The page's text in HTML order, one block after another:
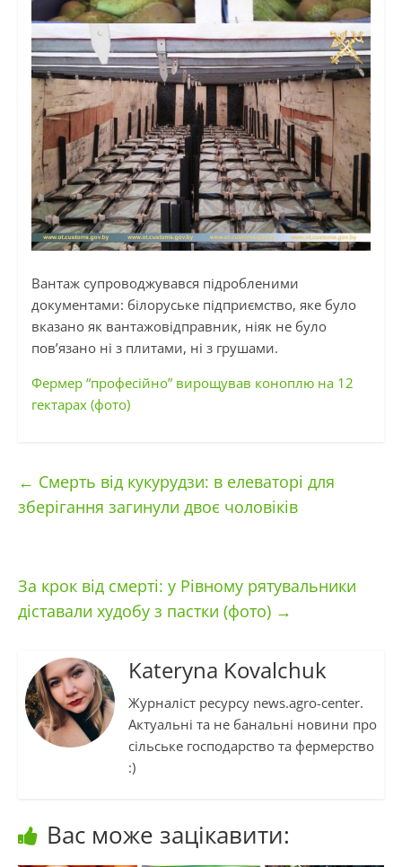
Вантаж супроводжувався підробленими
документами: білоруське підприємство, яке було
вказано як вантажовідправник, ніяк не було
пов’язано ні з плитами, ні з грушами.
Фермер “професійно” вирощував коноплю на 12
гектарах (фото)
← Смерть від кукурудзи: в елеваторі для
зберігання загинули двоє чоловіків
За крок від смерті: у Рівному рятувальники
діставали худобу з пастки (фото) →
Kateryna Kovalchuk
Журналіст ресурсу news.agro-center.
Актуальні та не банальні новини про
сільське господарство та фермерство
:)
Вас може зацікавити: